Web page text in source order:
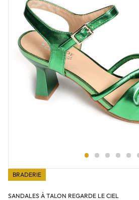
BRADERIE
SANDALES À TALON REGARDE LE CIEL